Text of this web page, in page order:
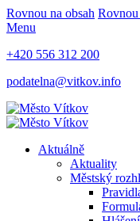
Rovnou na obsah Rovnou
Menu
+420 556 312 200
podatelna@vitkov.info
Aktuálně
Aktuality
Městský